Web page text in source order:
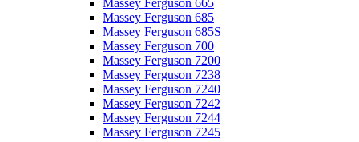
Massey Ferguson 665
Massey Ferguson 685
Massey Ferguson 685S
Massey Ferguson 700
Massey Ferguson 7200
Massey Ferguson 7238
Massey Ferguson 7240
Massey Ferguson 7242
Massey Ferguson 7244
Massey Ferguson 7245